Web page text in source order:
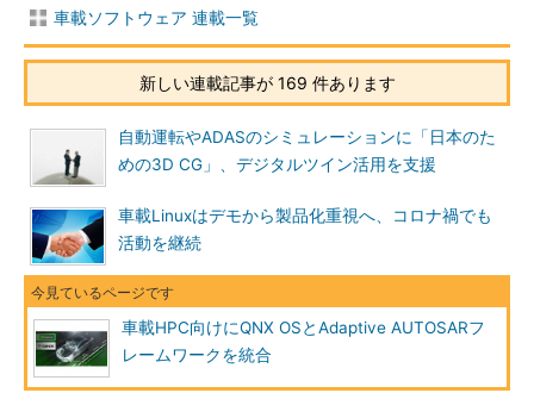
車載ソフトウェア 連載一覧
新しい連載記事が 169 件あります
自動運転やADASのシミュレーションに「日本のた
めの3D CG」、デジタルツイン活用を支援
車載Linuxはデモから製品化重視へ、コロナ禍でも
活動を継続
車載HPC向けにQNX OSとAdaptive AUTOSARフ
レームワークを統合